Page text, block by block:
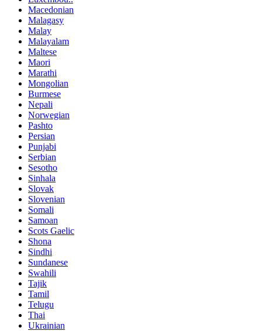
Macedonian
Malagasy
Malay
Malayalam
Maltese
Maori
Marathi
Mongolian
Burmese
Nepali
Norwegian
Pashto
Persian
Punjabi
Serbian
Sesotho
Sinhala
Slovak
Slovenian
Somali
Samoan
Scots Gaelic
Shona
Sindhi
Sundanese
Swahili
Tajik
Tamil
Telugu
Thai
Ukrainian